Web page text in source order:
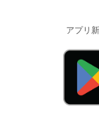
アプリ